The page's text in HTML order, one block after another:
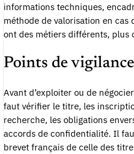
informations techniques,
méthode de valorisation en
ont des métiers différents, plus
Points de vigilance
Avant d’exploiter ou de
faut vérifier le titre, les
recherche, les obligations
accords de confidentialité. Il
brevet français de celle des